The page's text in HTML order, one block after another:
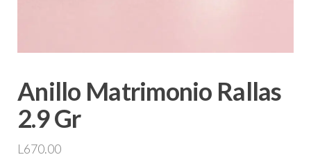
Anillo Matrimonio Rallas
2.9 Gr
L 670.00